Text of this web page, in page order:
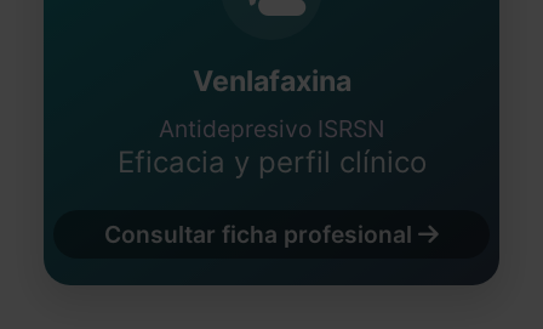
Venlafaxina
Antidepresivo ISRSN
Eficacia y perfil clínico
Consultar ficha profesional